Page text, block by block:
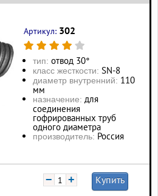
Артикул: 302
тип: отвод 30°
класс жесткости: SN-8
диаметр внутренний: 110
мм
назначение: для
соединения
гофрированных труб
одного диаметра
производитель: Россия
− + Купить